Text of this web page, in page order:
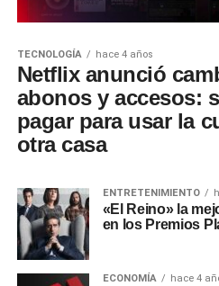
TECNOLOGÍA hace 4 años
Netflix anunció
abonos y accesos:
pagar para usar la
otra casa
ENTRETENIMIENTO
«El Reino» la
en los Premios
ECONOMÍA hace 4